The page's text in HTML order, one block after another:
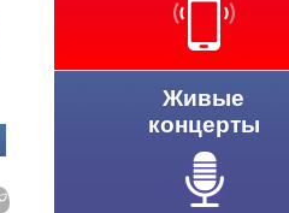
Живые
концерты